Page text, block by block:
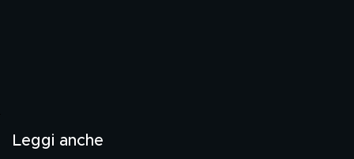
Leggi anche